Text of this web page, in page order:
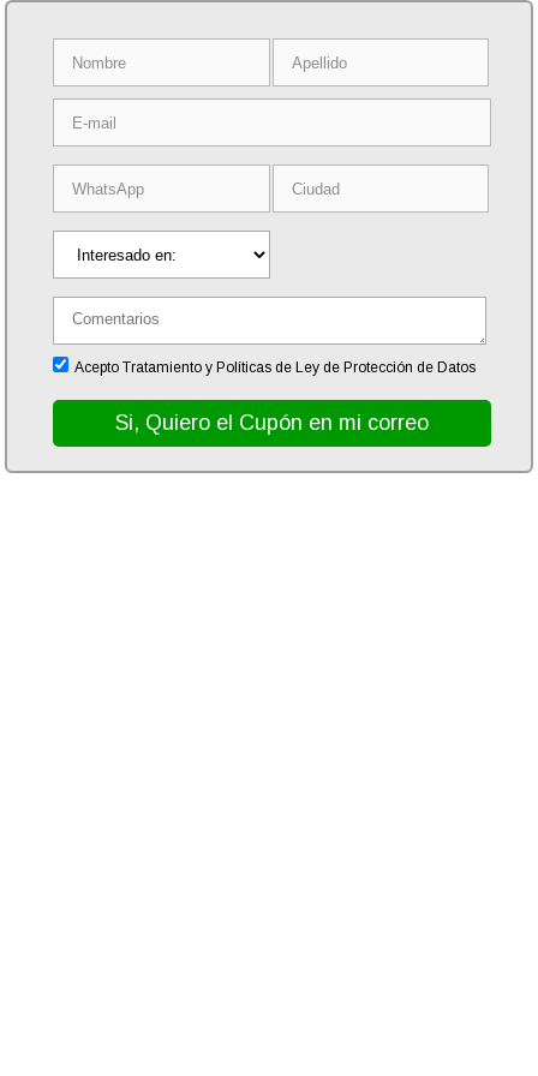
Acepto Tratamiento y Políticas de Ley de Protección de Datos
Si, Quiero el Cupón en mi correo